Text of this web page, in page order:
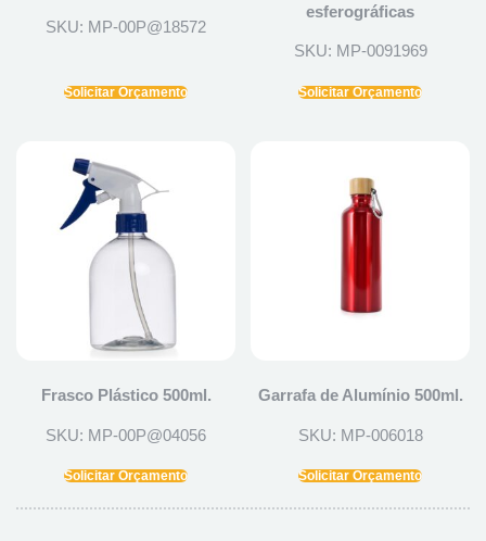
SKU: MP-00P@18572
Solicitar Orçamento
esferográficas
SKU: MP-0091969
Solicitar Orçamento
Frasco Plástico 500ml.
SKU: MP-00P@04056
Solicitar Orçamento
Garrafa de Alumínio 500ml.
SKU: MP-006018
Solicitar Orçamento